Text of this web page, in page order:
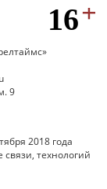
9
2018 года
технологий